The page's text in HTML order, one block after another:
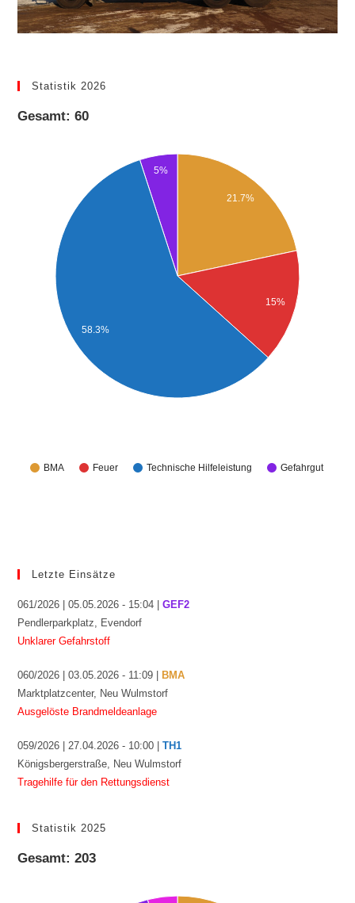
Statistik 2026
Gesamt: 60
BMA Feuer Technische Hilfeleistung Gefahrgut
21.7%
15%
5%
58.3%
Letzte Einsätze
061/2026 | 05.05.2026 - 15:04 |GEF2
Pendlerparkplatz, Evendorf
Unklarer Gefahrstoff
060/2026 | 03.05.2026 - 11:09 |BMA
Marktplatzcenter, Neu Wulmstorf
Ausgelöste Brandmeldeanlage
059/2026 | 27.04.2026 - 10:00 |TH1
Königsbergerstraße, Neu Wulmstorf
Tragehilfe für den Rettungsdienst
Statistik 2025
Gesamt: 203